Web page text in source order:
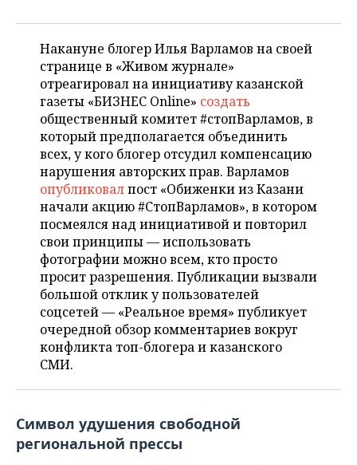
КОРОЛИ ГОСЗАКАЗА ПФО
ВУЗЫ ТАТАРСТАНА
КОМУ ПРИНАДЛЕЖАТ
ТОРГОВЫЕ ЦЕНТРЫ
ТАТАРСТАНА
ФИНАНСЫ
БАНКИ
БЮДЖЕТ
ИНВЕСТИЦИИ
НОВОСТИ
АГРОПРОМ
МАШИНОСТРОЕНИЕ
НЕФТЕХИМИЯ
НЕФТЬ
ЭНЕРГЕТИКА
НЕДВИЖИМОСТЬ
НОВОСТИ НЕДВИЖИМОСТИ
НОВОСТИ АВТО
БИЗНЕС
НОВОСТИ БИЗНЕСА
РОЗНИЧНАЯ ТОРГОВЛЯ
ТРАНСПОРТ
УСЛУГИ
ТЕХНОЛОГИИ
НОВОСТИ ТЕХНОЛОГИЙ
МЕДИА
ТЕЛЕКОММУНИКАЦИИ
МЕРОПРИЯТИЯ
НОВОСТИ МЕРОПРИЯТИЙ
ВЫЕЗДНАЯ РЕДАКЦИЯ
БИЗНЕС-БРАНЧИ
ONLINE-КОНФЕРЕНЦИИ
ОТКРЫТАЯ ЛЕКЦИЯ
СПОРТ
НОВОСТИ СПОРТА
ФУТБОЛ
ХОККЕЙ
БАСКЕТБОЛ
ВОЛЕЙБОЛ
КИБЕРСПОРТ
ОБЩЕСТВО
НОВОСТИ ОБЩЕСТВА
ВЛАСТЬ
ИНФРАСТРУКТУРА
ИСТОРИЯ
КУЛЬТУРА
ФОТОГАЛЕРЕЯ
СЮЖЕТЫ
СПРАВОЧНИК
СПИСОК ПЕРСОН
СПИСОК КОМПАНИЙ
ПОЛНАЯ ВЕРСИЯ
Накануне блогер Илья Варламов на своей
странице в «Живом журнале»
отреагировал на инициативу казанской
газеты «БИЗНЕС Online» создать
общественный комитет #стопВарламов, в
который предполагается объединить
всех, у кого блогер отсудил компенсацию
нарушения авторских прав. Варламов
опубликовалпост «Обиженки из Казани
начали акцию #СтопВарламов», в котором
посмеялся над инициативой и повторил
свои принципы — использовать
фотографии можно всем, кто просто
просит разрешения. Публикации вызвали
большой отклик у пользователей
соцсетей — «Реальное время» публикует
очередной обзор комментариев вокруг
конфликта топ-блогера и казанского
СМИ.
Символ удушения свободной
региональной прессы